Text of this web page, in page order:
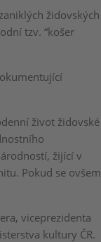
židovských
tzv. “košer
život židovské
žijící v
Pokud se ovšem
viceprezidenta
kultury ČR.